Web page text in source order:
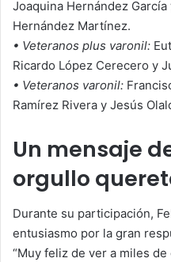
Joaquina Hernández García
Hernández Martínez.
• Veteranos plus varonil:
Ricardo López Cerecero y
• Veteranos varonil:
Ramírez Rivera y Jesús
Un mensaje
orgullo
Durante su participación,
entusiasmo por la gran
“Muy feliz de ver a miles